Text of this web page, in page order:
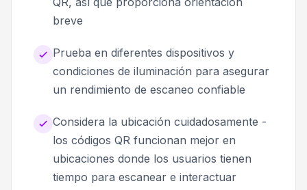
breve
Prueba en diferentes dispositivos y
condiciones de iluminación para asegurar
un rendimiento de escaneo confiable
Considera la ubicación cuidadosamente -
los códigos QR funcionan mejor en
ubicaciones donde los usuarios tienen
tiempo para escanear e interactuar